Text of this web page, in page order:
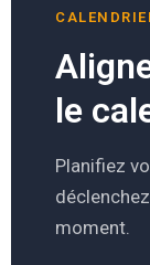
le
Planifiez
moment.